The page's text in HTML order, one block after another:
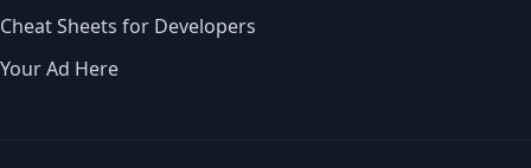
Cheat Sheets for Developers
Your Ad Here